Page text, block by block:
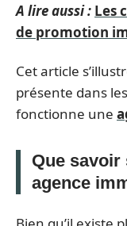
A lire aussi : Les
de promotion
Cet article
présente dans
fonctionne une
Que savoir
agence